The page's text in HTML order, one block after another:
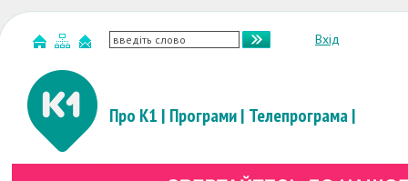
Вхід
Про К1 | Програми| Телепрограма|